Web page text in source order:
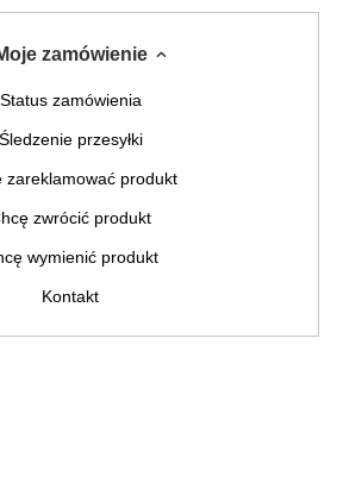
zamówienie
Status zamówienia
Śledzenie przesyłki
zareklamować produkt
zwrócić produkt
wymienić produkt
Kontakt